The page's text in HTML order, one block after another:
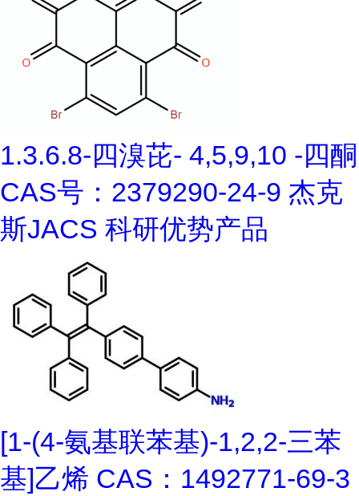
1.3.6.8-四溴芘- 4,5,9,10 -四酮
CAS号：2379290-24-9 杰克
斯JACS 科研优势产品
[1-(4-氨基联苯基)-1,2,2-三苯
基]乙烯 CAS：1492771-69-3